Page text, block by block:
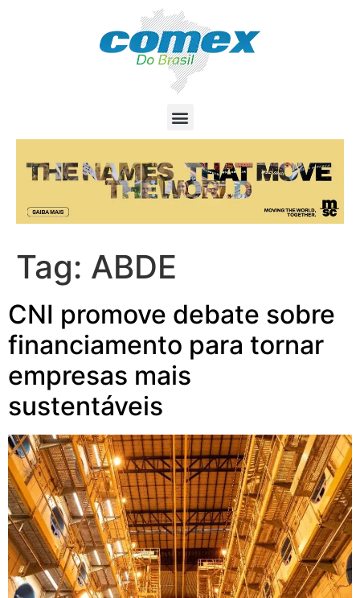
Tag: ABDE
CNI promove debate sobre
financiamento para tornar
empresas mais
sustentáveis